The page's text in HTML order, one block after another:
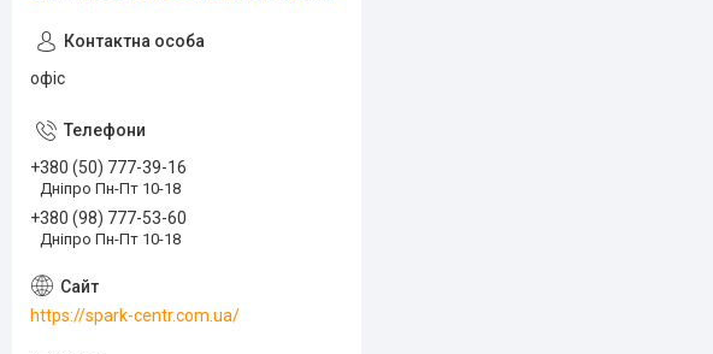
офіс
+380 (50) 777-39-16
Дніпро Пн-Пт 10-18
+380 (98) 777-53-60
Дніпро Пн-Пт 10-18
https://spark-centr.com.ua/